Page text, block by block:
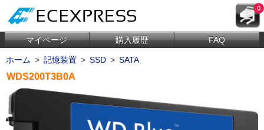
0
マイページ 購入履歴 FAQ
ホーム > 記憶装置 > SSD > SATA
WDS200T3B0A